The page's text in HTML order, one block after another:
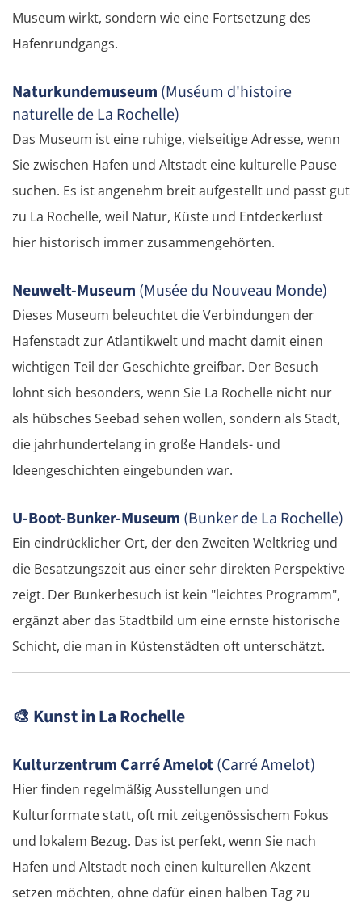
Museum wirkt, sondern wie eine Fortsetzung des
Hafenrundgangs.
Naturkundemuseum (Muséum d'histoire
naturelle de La Rochelle)
Das Museum ist eine ruhige, vielseitige Adresse, wenn
Sie zwischen Hafen und Altstadt eine kulturelle Pause
suchen. Es ist angenehm breit aufgestellt und passt gut
zu La Rochelle, weil Natur, Küste und Entdeckerlust
hier historisch immer zusammengehörten.
Neuwelt-Museum (Musée du Nouveau Monde)
Dieses Museum beleuchtet die Verbindungen der
Hafenstadt zur Atlantikwelt und macht damit einen
wichtigen Teil der Geschichte greifbar. Der Besuch
lohnt sich besonders, wenn Sie La Rochelle nicht nur
als hübsches Seebad sehen wollen, sondern als Stadt,
die jahrhundertelang in große Handels- und
Ideengeschichten eingebunden war.
U-Boot-Bunker-Museum (Bunker de La Rochelle)
Ein eindrücklicher Ort, der den Zweiten Weltkrieg und
die Besatzungszeit aus einer sehr direkten Perspektive
zeigt. Der Bunkerbesuch ist kein "leichtes Programm",
ergänzt aber das Stadtbild um eine ernste historische
Schicht, die man in Küstenstädten oft unterschätzt.
🎨 Kunst in La Rochelle
Kulturzentrum Carré Amelot(Carré Amelot)
Hier finden regelmäßig Ausstellungen und
Kulturformate statt, oft mit zeitgenössischem Fokus
und lokalem Bezug. Das ist perfekt, wenn Sie nach
Hafen und Altstadt noch einen kulturellen Akzent
setzen möchten, ohne dafür einen halben Tag zu
OSTROUTE
Estland
Tallinn
Rapla
Pärnu
Salacgrīva
Riga
Bauska
Litauen
Panevėžys
Ukmergė
Vilnius
Alytus